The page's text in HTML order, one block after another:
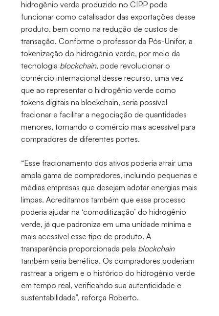
hidrogênio verde produzido no CIPP pode
funcionar como catalisador das exportações desse
produto, bem como na redução de custos de
transação. Conforme o professor da Pós-Unifor, a
tokenização do hidrogênio verde, por meio da
tecnologia blockchain, pode revolucionar o
comércio internacional desse recurso, uma vez
que ao representar o hidrogênio verde como
tokens digitais na blockchain, seria possível
fracionar e facilitar a negociação de quantidades
menores, tornando o comércio mais acessível para
compradores de diferentes portes.
“Esse fracionamento dos ativos poderia atrair uma
ampla gama de compradores, incluindo pequenas e
médias empresas que desejam adotar energias mais
limpas. Acreditamos também que esse processo
poderia ajudar na ‘comoditização’ do hidrogênio
verde, já que padroniza em uma unidade mínima e
mais acessível esse tipo de produto. A
transparência proporcionada pela blockchain
também seria benéfica. Os compradores poderiam
rastrear a origem e o histórico do hidrogênio verde
em tempo real, verificando sua autenticidade e
sustentabilidade”, reforça Roberto.